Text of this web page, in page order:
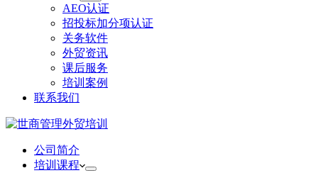
AEO认证
招投标加分项认证
关务软件
外贸资讯
课后服务
培训案例
联系我们
公司简介
培训课程